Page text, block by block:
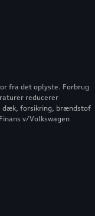
fra det oplyste. Forbrug
reducerer
dæk, forsikring, brændstof
v/Volkswagen